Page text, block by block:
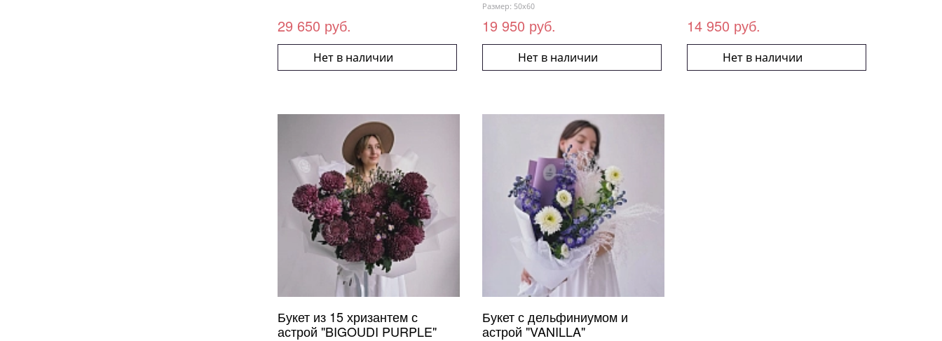
29 650 руб.
Нет в наличии
Размер: 50x60
19 950 руб.
Нет в наличии
14 950 руб.
Нет в наличии
Букет из 15 хризантем с
астрой "BIGOUDI PURPLE"
Букет с дельфиниумом и
астрой "VANILLA"